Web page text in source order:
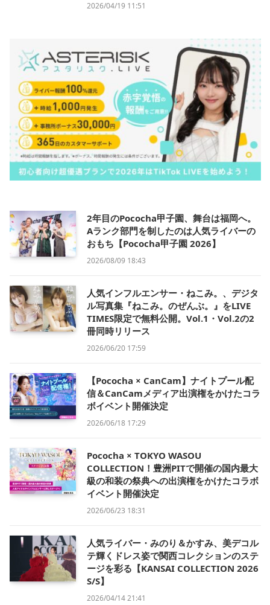
2026/04/19 11:51
2年目のPococha甲子園、舞台は福岡へ。
Aランク部門を制したのは人気ライバーの
おもち【Pococha甲子園 2026】
2026/08/09 18:43
人気インフルエンサー・ねこみ。、デジタ
ル写真集『ねこみ。のぜんぶ。』をLIVE
TIMES限定で無料公開。Vol.1・Vol.2の2
冊同時リリース
2026/06/20 17:59
【Pococha × CanCam】ナイトプール配
信＆CanCamメディア出演権をかけたコラ
ボイベント開催決定
2026/06/18 17:29
Pococha × TOKYO WASOU
COLLECTION！豊洲PITで開催の国内最大
級の和装の祭典への出演権をかけたコラボ
イベント開催決定
2026/06/23 18:31
人気ライバー・みのり＆かすみ、美デコル
テ輝くドレス姿で関西コレクションのステ
ージを彩る【KANSAI COLLECTION 2026
S/S】
2026/04/14 21:41